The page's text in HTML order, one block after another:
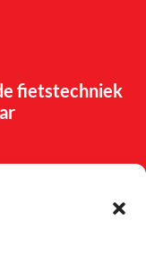
fietstechniek